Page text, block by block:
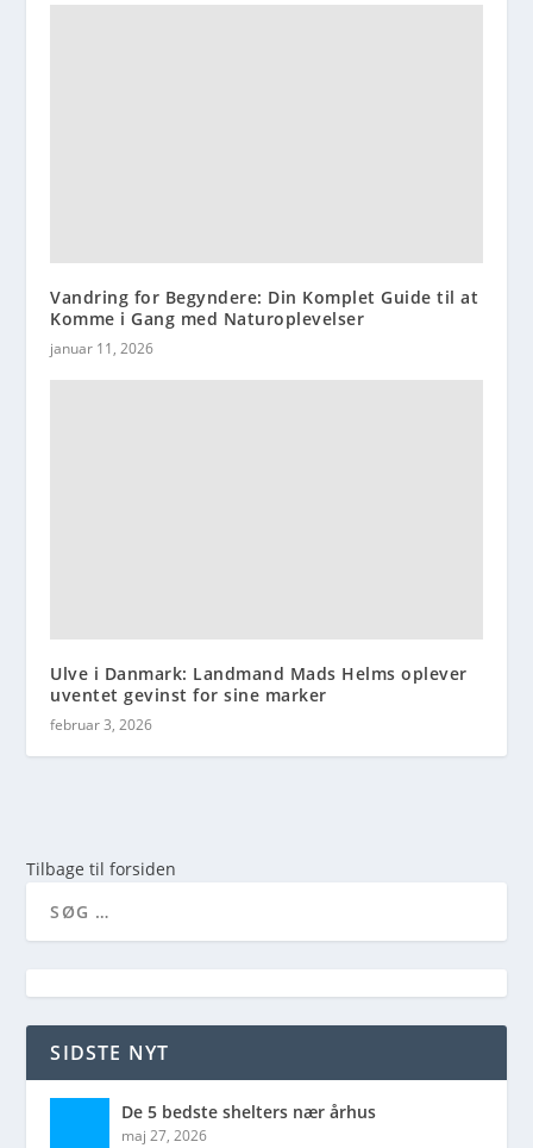
Vandring for Begyndere: Din Komplet Guide til at
Komme i Gang med Naturoplevelser
januar 11, 2026
Ulve i Danmark: Landmand Mads Helms oplever
uventet gevinst for sine marker
februar 3, 2026
Tilbage til forsiden
SIDSTE NYT
De 5 bedste shelters nær århus
maj 27, 2026